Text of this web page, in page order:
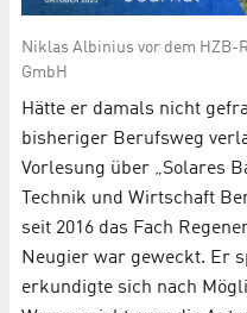
Niklas Albinius vor dem HZB-
GmbH
Hätte er damals nicht
bisheriger Berufsweg
Vorlesung über „Solares
Technik und Wirtschaft
seit 2016 das Fach
Neugier war geweckt. Er
erkundigte sich nach